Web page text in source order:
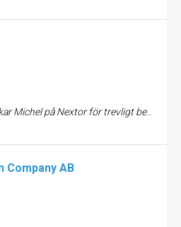
på Nextor för trevligt bemötande och snabba återkopplingar.
Company AB